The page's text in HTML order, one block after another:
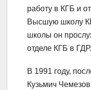
работу в КГБ и
Высшую школу
школы он
отделе КГБ в ГДР.
В 1991 году,
Кузьмич